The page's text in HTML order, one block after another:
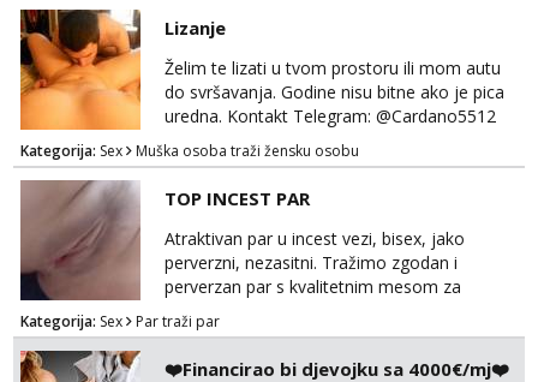
Lizanje
Želim te lizati u tvom prostoru ili mom autu
do svršavanja. Godine nisu bitne ako je pica
uredna. Kontakt Telegram: @Cardano5512
Email: myjohny15@protonmail.com
Kategorija: Sex Muška osoba traži žensku osobu
TOP INCEST PAR
Atraktivan par u incest vezi, bisex, jako
perverzni, nezasitni. Tražimo zgodan i
perverzan par s kvalitetnim mesom za
uživanje u svim vrstama seksa. Diskrecija
obavezna. Samo ozbiljne ponude preko
Whats appa na broj 091 591 3523.
Kategorija: Sex Par traži par
❤️Financirao bi djevojku sa 4000€/mj❤️